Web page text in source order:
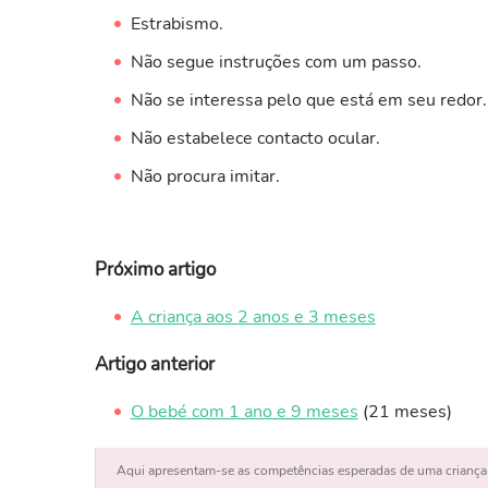
Estrabismo.
Não segue instruções com um passo.
Não se interessa pelo que está em seu redor.
Não estabelece contacto ocular.
Não procura imitar.
Próximo artigo
A criança aos 2 anos e 3 meses
Artigo anterior
O bebé com 1 ano e 9 meses (21 meses)
Aqui apresentam-se as competências esperadas de uma